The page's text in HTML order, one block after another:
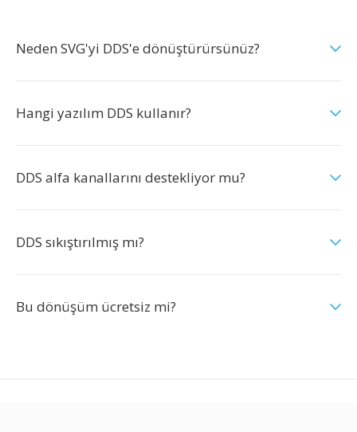
Neden SVG'yi DDS'e dönüştürürsünüz?
Hangi yazılım DDS kullanır?
DDS alfa kanallarını destekliyor mu?
DDS sıkıştırılmış mı?
Bu dönüşüm ücretsiz mi?